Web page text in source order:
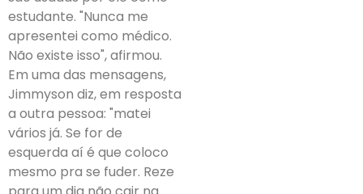
estudante. "Nunca me
apresentei como médico.
Não existe isso", afirmou.
Em uma das mensagens,
Jimmyson diz, em resposta
a outra pessoa: "matei
vários já. Se for de
esquerda aí é que coloco
mesmo pra se fuder. Reze